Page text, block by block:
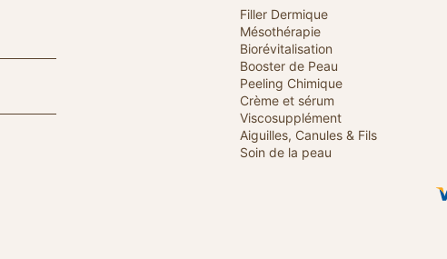
Filler Dermique
Mésothérapie
Biorévitalisation
Booster de Peau
Peeling Chimique
Crème et sérum
Viscosupplément
Aiguilles, Canules & Fils
Soin de la peau